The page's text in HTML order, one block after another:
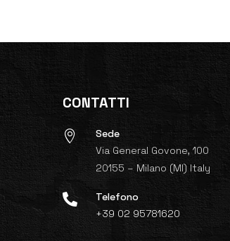
CONTATTI

Sede
Via General Govone, 100
20155 – Milano (MI) Italy

Telefono
+39 02 95781620